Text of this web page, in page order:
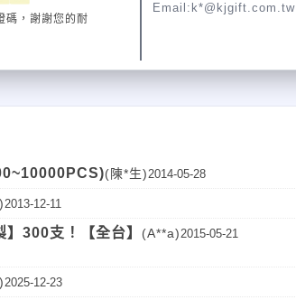
碼，謝謝您的耐
Email:k*@kjgift.com.tw
(陳*生) 2014-05-28
2013-12-11
300支！【全台】 (A**a) 2015-05-21
2025-12-23